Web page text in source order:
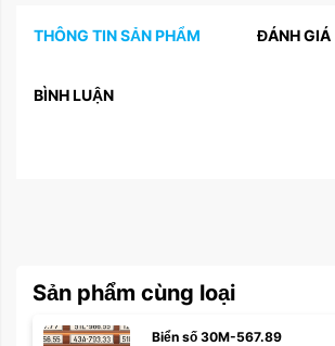
THÔNG TIN SẢN PHẨM ĐÁNH GIÁ
BÌNH LUẬN
Sản phẩm cùng loại
Biển số 30M-567.89